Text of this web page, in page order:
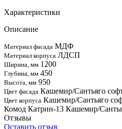
Характеристики
Описание
Материал фасада МДФ
Материал корпуса ЛДСП
Ширина, мм 1200
Глубина, мм 450
Высота, мм 950
Цвет фасада Кашемир/Сантьяго
Цвет корпуса Кашемир/Сантьяго
Комод Катрин-13 Кашемир/
Отзывы
Оставить отзыв